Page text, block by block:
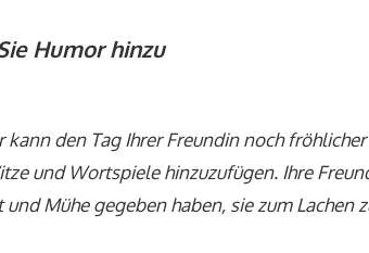
Humor hinzu
kann den Tag Ihrer Freundin noch
und Wortspiele hinzuzufügen. Ihre
Mühe gegeben haben, sie zum Lachen